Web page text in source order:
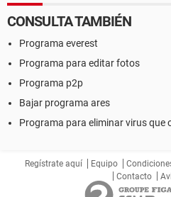
CONSULTA TAMBIÉN
Programa everest
Programa para editar fotos
Programa p2p
Bajar programa ares
Programa para eliminar virus que
Regístrate aquí Equipo
Contacto